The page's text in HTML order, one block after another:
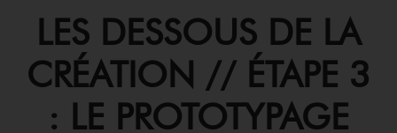
LES DESSOUS DE LA
CRÉATION // ÉTAPE 3
: LE PROTOTYPAGE